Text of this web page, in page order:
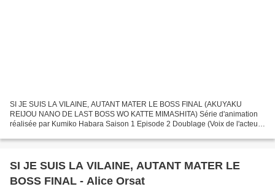
SI JE SUIS LA VILAINE, AUTANT MATER LE BOSS FINAL (AKUYAKU
REIJOU NANO DE LAST BOSS WO KATTE MIMASHITA) Série d'animation
réalisée par Kumiko Habara Saison 1 Episode 2 Doublage (Voix de l'acteur
SI JE SUIS LA VILAINE, AUTANT MATER LE
BOSS FINAL - Alice Orsat